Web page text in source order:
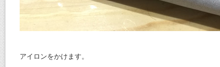
アイロンをかけます。